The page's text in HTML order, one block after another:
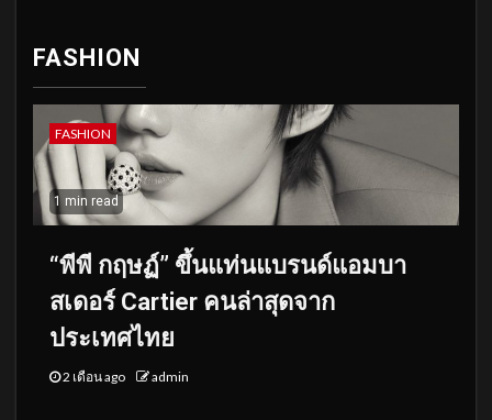
FASHION
FASHION
1 min read
“พีพี กฤษฏ์” ขึ้นแท่นแบรนด์แอมบา
สเดอร์ Cartier คนล่าสุดจาก
ประเทศไทย
2 เดือน ago admin